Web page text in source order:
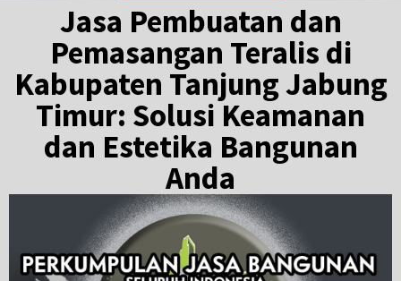
Jasa Pembuatan dan
Pemasangan Teralis di
Kabupaten Tanjung Jabung
Timur: Solusi Keamanan
dan Estetika Bangunan
Anda